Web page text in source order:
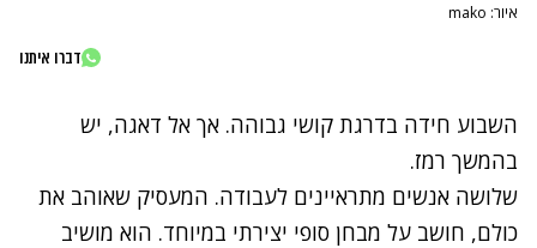
איור: mako
דברו איתנו
השבוע חידה בדרגת קושי גבוהה. אך אל דאגה, יש
בהמשך רמז.
שלושה אנשים מתראיינים לעבודה. המעסיק שאוהב את
כולם, חושב על מבחן סופי יצירתי במיוחד. הוא מושיב